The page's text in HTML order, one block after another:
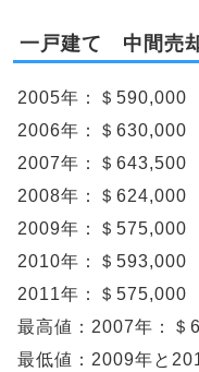
一戸建て 中間売
2005年：＄590,000
2006年：＄630,000
2007年：＄643,500
2008年：＄624,000
2009年：＄575,000
2010年：＄593,000
2011年：＄575,000
最高値：2007年：＄
最低値：2009年と